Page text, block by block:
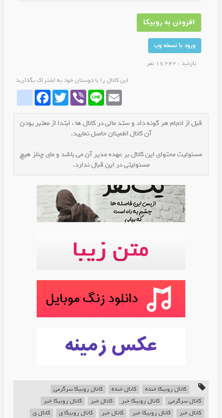
حالت خوب نیست؟!😔
یه کانال زدم پُر از متن و عکس و فیلم های خنده داره😹
🙊
خوشت اومد ب دوستات هم معرفی کن😉👌
افزودن به روبیکا
ورود با نسخه وب
بازدید : 17,242 نفر
این کانال را با دوستان خود به اشتراک بگذارید
whatrubikaFacebookTwitter Viber Line Email
قبل از انجام هر گونه داد و ستد مالی در کانال ها ، ابتدا از معتبر بودن
آن کانال اطمینان حاصل نمایید.
مسئولیت محتوای این کانال بر عهده مدیر آن می باشد و مای چنلز هیچ
مسئولیتی در این قبال ندارد.
کانال روبیکا خنده کانال خنده
کانال روبیکا سرگرمی
کانال سرگرمی
کانال روبیکا خبر کانال خبر
کانال روبیکا خبر
کانال خبر
کانال روبیکا خبر کانال خبر کانال روبیکا ی کانال ی